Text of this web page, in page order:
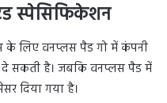
स्पेसिफिकेशन
के लिए वनप्लस पैड गो में कंपनी
दे सकती है। जबकि वनप्लस पैड में
दिया गया है।